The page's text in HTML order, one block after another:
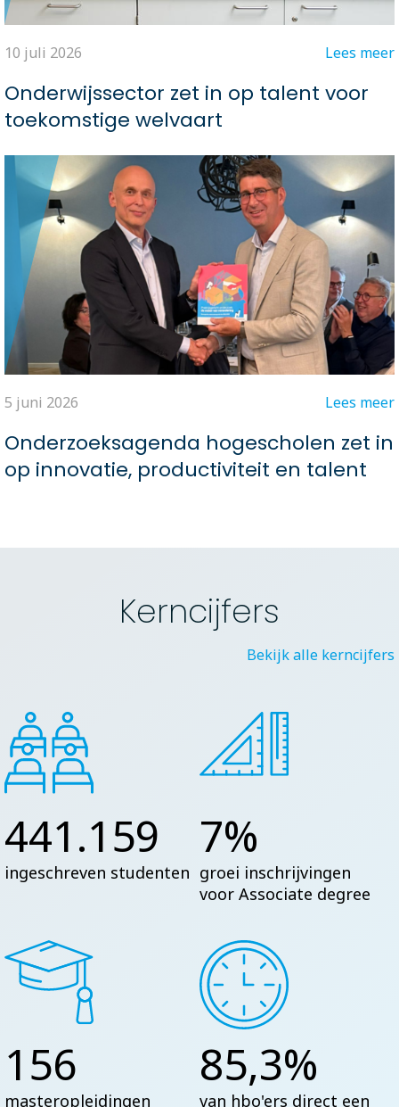
10 juli 2026 Lees meer
Onderwijssector zet in op talent voor
toekomstige welvaart
5 juni 2026 Lees meer
Onderzoeksagenda hogescholen zet in
op innovatie, productiviteit en talent
Kerncijfers
Bekijk alle kerncijfers
441.159
ingeschreven studenten
7%
groei inschrijvingen
voor Associate degree
156
masteropleidingen
85,3%
van hbo'ers direct een